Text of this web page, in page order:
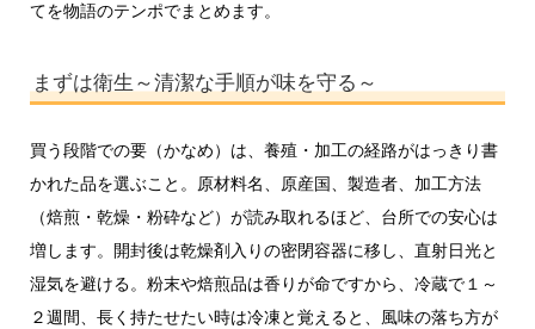
てを物語のテンポでまとめます。
まずは衛生～清潔な手順が味を守る～
買う段階での要（かなめ）は、養殖・加工の経路がはっきり書
かれた品を選ぶこと。原材料名、原産国、製造者、加工方法
（焙煎・乾燥・粉砕など）が読み取れるほど、台所での安心は
増します。開封後は乾燥剤入りの密閉容器に移し、直射日光と
湿気を避ける。粉末や焙煎品は香りが命ですから、冷蔵で１～
２週間、長く持たせたい時は冷凍と覚えると、風味の落ち方が